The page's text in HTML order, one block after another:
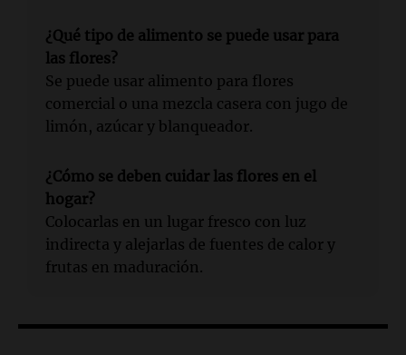
¿Qué tipo de alimento se puede usar para
las flores?
Se puede usar alimento para flores
comercial o una mezcla casera con jugo de
limón, azúcar y blanqueador.
¿Cómo se deben cuidar las flores en el
hogar?
Colocarlas en un lugar fresco con luz
indirecta y alejarlas de fuentes de calor y
frutas en maduración.